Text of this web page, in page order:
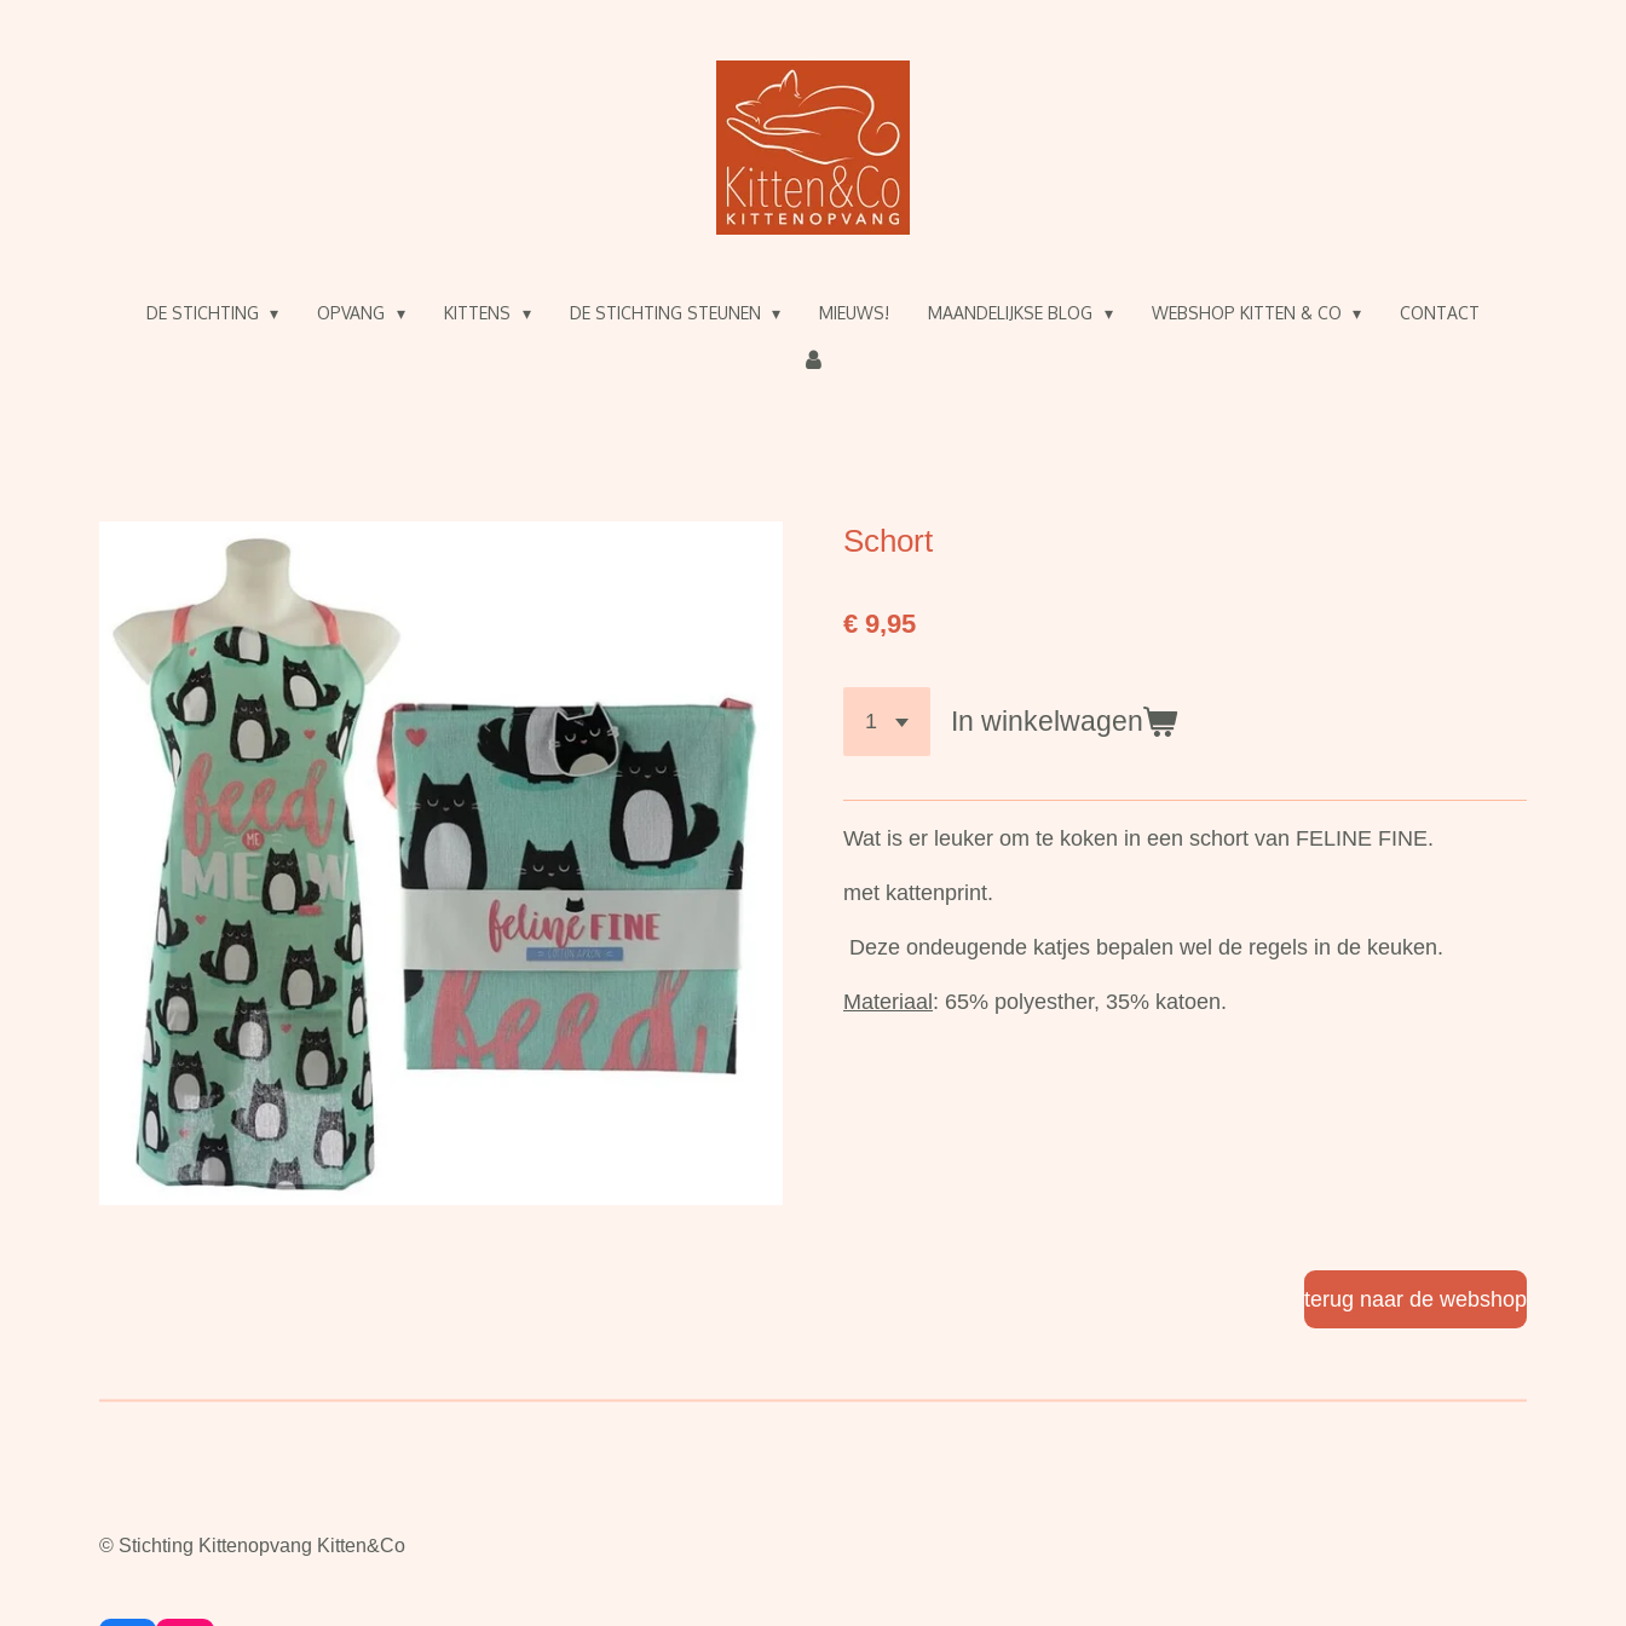
DE STICHTING OPVANG KITTENS DE STICHTING STEUNEN MIEUWS! MAANDELIJKSE BLOG WEBSHOP KITTEN & CO CONTACT
Schort
€ 9,95
In winkelwagen
Wat is er leuker om te koken in een schort van FELINE FINE.
met kattenprint.
Deze ondeugende katjes bepalen wel de regels in de keuken.
Materiaal: 65% polyesther, 35% katoen.
terug naar de webshop
© Stichting Kittenopvang Kitten&Co